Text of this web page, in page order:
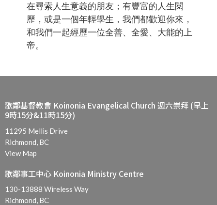
在尋索人生意義的朋友；有豐富的人生閱
歷，或是一個年輕學生，我們都歡迎你來，
和我們一起經歷一位全善、全愛、大能的上
帝。
歌鄰基督教會 Koinonia Evangelical Church 週六崇拜 (早上
9時15分&11時15分)
11295 Mellis Drive
Richmond, BC
View Map
歌鄰事工中心 Koinonia Ministry Centre
130-13888 Wireless Way
Richmond, BC